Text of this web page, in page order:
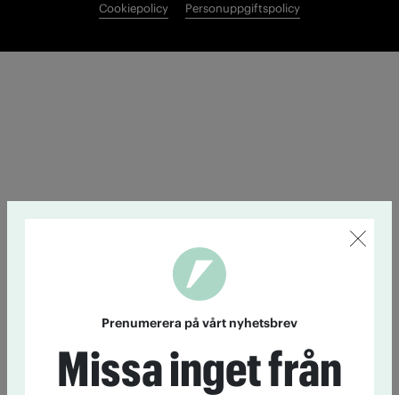
Cookiepolicy
Personuppgiftspolicy
Prenumerera på vårt nyhetsbrev
Missa inget från